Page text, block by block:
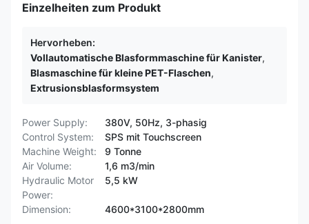
Einzelheiten zum Produkt
Hervorheben:
Vollautomatische Blasformmaschine für Kanister,
Blasmaschine für kleine PET-Flaschen,
Extrusionsblasformsystem
Power Supply:
380V, 50Hz, 3-phasig
Control System:
SPS mit Touchscreen
Machine Weight:
9 Tonne
Air Volume:
1,6 m3/min
Hydraulic Motor
Power:
5,5 kW
Dimension: 4600*3100*2800mm